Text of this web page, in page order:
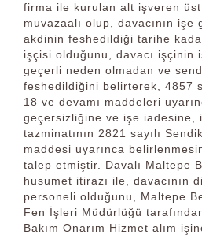
firma ile kurulan alt işveren
muvazaalı olup, davacının
akdinin feshedildiği tarihe
işçisi olduğunu, davacı işçinin
geçerli neden olmadan ve
feshedildiğini belirterek, 4857
18 ve devamı maddeleri
geçersizliğine ve işe iadesine,
tazminatının 2821 sayılı
maddesi uyarınca
talep etmiştir. Davalı Maltepe
husumet itirazı ile, davacının
personeli olduğunu, Maltepe
Fen İşleri Müdürlüğü
Bakım Onarım Hizmet alım